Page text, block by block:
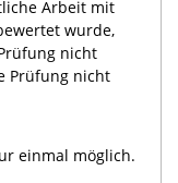
Arbeit mit
wurde,
nicht
Prüfung nicht
einmal möglich.